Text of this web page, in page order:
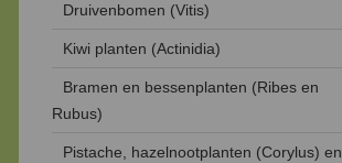
Druivenbomen (Vitis)
Kiwi planten (Actinidia)
Bramen en bessenplanten (Ribes en
Rubus)
Pistache, hazelnootplanten (Corylus) en